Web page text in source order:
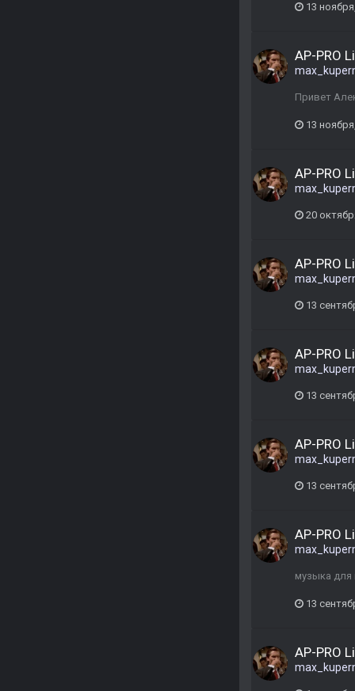
13
AP-PRO
Привет
13
AP-PRO
20
AP-PRO
13
AP-PRO
13
AP-PRO
13
AP-PRO
музыка для
13
AP-PRO